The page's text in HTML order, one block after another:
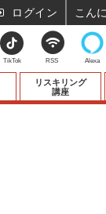
リスキリング
講座
TikTok RSS Alexa
ログイン こん